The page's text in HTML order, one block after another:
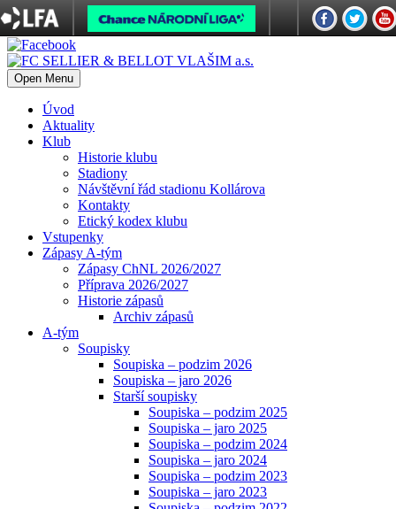
Open Menu
Úvod
Aktuality
Klub
Historie klubu
Stadiony
Návštěvní řád stadionu Kollárova
Kontakty
Etický kodex klubu
Vstupenky
Zápasy A-tým
Zápasy ChNL 2026/2027
Příprava 2026/2027
Historie zápasů
Archiv zápasů
A-tým
Soupisky
Soupiska – podzim 2026
Soupiska – jaro 2026
Starší soupisky
Soupiska – podzim 2025
Soupiska – jaro 2025
Soupiska – podzim 2024
Soupiska – jaro 2024
Soupiska – podzim 2023
Soupiska – jaro 2023